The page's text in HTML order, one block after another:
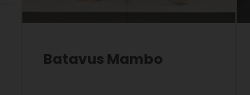
Batavus Mambo